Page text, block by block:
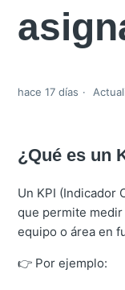
hace 17 días
¿Qué es un
Un KPI (Indicador
que permite
equipo o área en
👉 Por ejemplo: